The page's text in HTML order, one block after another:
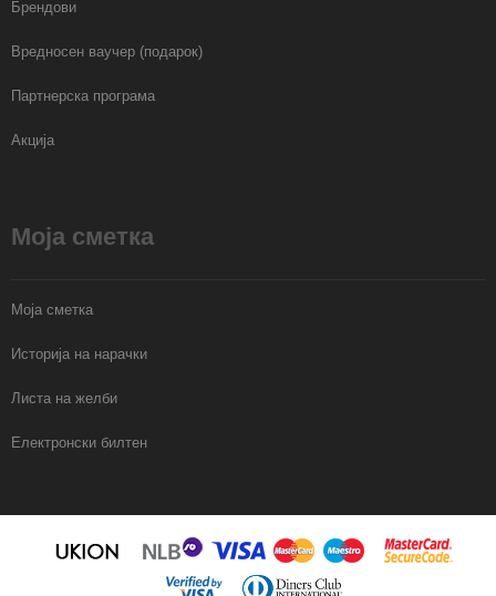
Брендови
Вредносен ваучер (подарок)
Партнерска програма
Акција
Моја сметка
Моја сметка
Историја на нарачки
Листа на желби
Електронски билтен